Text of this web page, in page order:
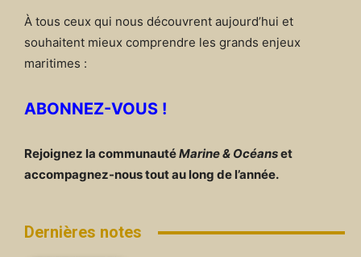
À tous ceux qui nous découvrent aujourd’hui et
souhaitent mieux comprendre les grands enjeux
maritimes :
ABONNEZ-VOUS !
Rejoignez la communautéMarine & Océanset
accompagnez-nous tout au long de l’année.
Dernières notes